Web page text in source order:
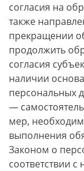
согласия на
также
прекращении
продолжить
согласия
наличии
персональных
—
мер,
выполнения
Законом о
соответствии